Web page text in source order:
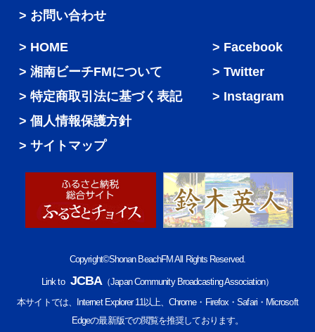
> お問い合わせ
HOME
湘南ビーチFMについて
特定商取引法に基づく表記
個人情報保護方針
サイトマップ
Facebook
Twitter
Instagram
Copyright©Shonan BeachFM All Rights Reserved.
Link to JCBA （Japan Community Broadcasting Association）
本サイトでは、Internet Explorer 11以上、Chrome・Firefox・Safari・Microsoft
Edgeの最新版での閲覧を推奨しております。